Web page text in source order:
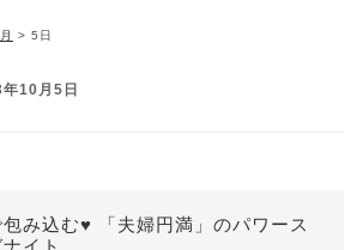
> 5日
10月5日
み込む♥ 「夫婦円満」のパワース